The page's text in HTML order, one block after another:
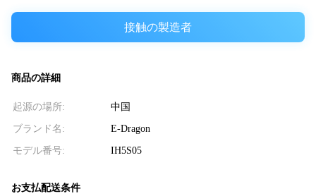
接触の製造者
商品の詳細
起源の場所: 中国
ブランド名: E-Dragon
モデル番号: IH5S05
お支払配送条件